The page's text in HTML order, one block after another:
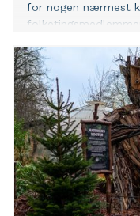
for nogen nærmest
til den konklusion
den tidlige fase af